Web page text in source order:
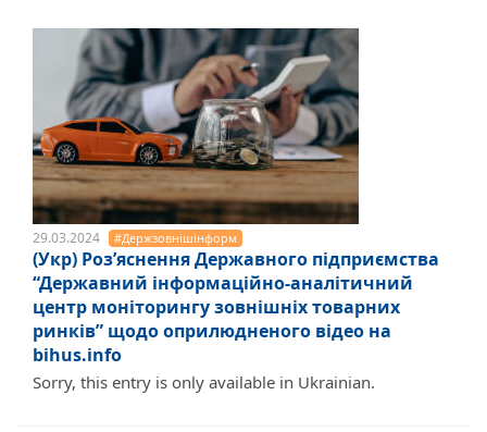
29.03.2024 #Держзовнішінформ
(Укр) Роз’яснення Державного підприємства
“Державний інформаційно-аналітичний
центр моніторингу зовнішніх товарних
ринків” щодо оприлюдненого відео на
bihus.info
Sorry, this entry is only available in Ukrainian.